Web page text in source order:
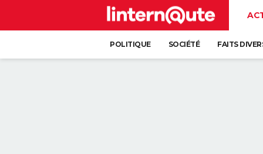
POLITIQUE SOCIÉTÉ FAITS